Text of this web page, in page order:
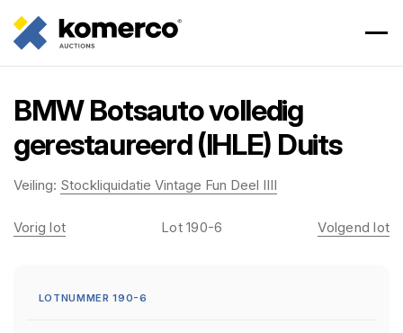
BMW Botsauto volledig
gerestaureerd (IHLE) Duits
Veiling: Stockliquidatie Vintage Fun Deel IIII
Vorig lot Lot 190-6 Volgend lot
LOTNUMMER 190-6